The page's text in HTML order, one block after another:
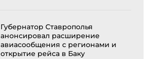
Губернатор Ставрополья
анонсировал расширение
авиасообщения с регионами и
открытие рейса в Баку